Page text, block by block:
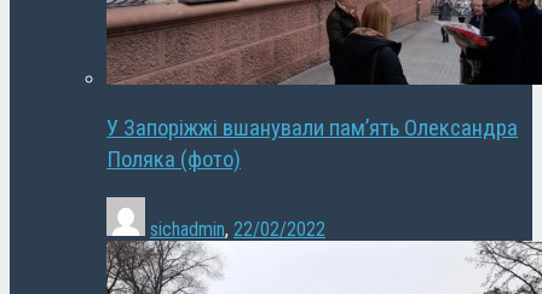
У Запоріжжі вшанували пам’ять Олександра
Поляка (фото)
sichadmin, 22/02/2022